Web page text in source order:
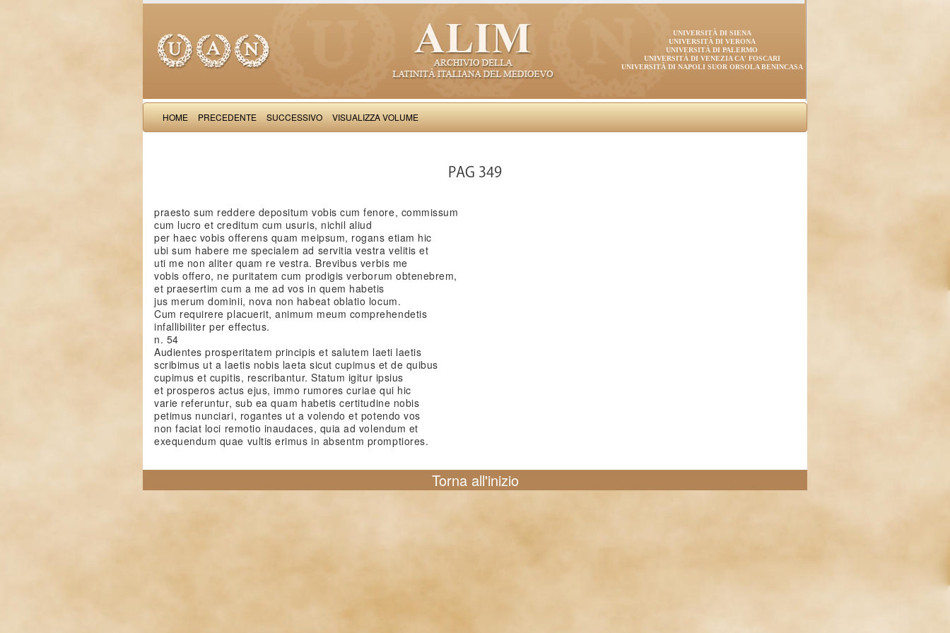
UNIVERSITÀ DI SIENA
UNIVERSITÀ DI VERONA
UNIVERSITÀ DI PALERMO
UNIVERSITÀ DI VENEZIA CA' FOSCARI
UNIVERSITÀ DI NAPOLI SUOR ORSOLA BENINCASA
HOME PRECEDENTE SUCCESSIVO VISUALIZZA VOLUME
PAG 349
praesto sum reddere depositum vobis cum fenore, commissum
cum lucro et creditum cum usuris, nichil aliud
per haec vobis offerens quam meipsum, rogans etiam hic
ubi sum habere me specialem ad servitia vestra velitis et
uti me non aliter quam re vestra. Brevibus verbis me
vobis offero, ne puritatem cum prodigis verborum obtenebrem,
et praesertim cum a me ad vos in quem habetis
jus merum dominii, nova non habeat oblatio locum.
Cum requirere placuerit, animum meum comprehendetis
infallibiliter per effectus.
n. 54
Audientes prosperitatem principis et salutem laeti laetis
scribimus ut a laetis nobis laeta sicut cupimus et de quibus
cupimus et cupitis, rescribantur. Statum igitur ipsius
et prosperos actus ejus, immo rumores curiae qui hic
varie referuntur, sub ea quam habetis certitudine nobis
petimus nunciari, rogantes ut a volendo et potendo vos
non faciat loci remotio inaudaces, quia ad volendum et
exequendum quae vultis erimus in absentm promptiores.
Torna all'inizio